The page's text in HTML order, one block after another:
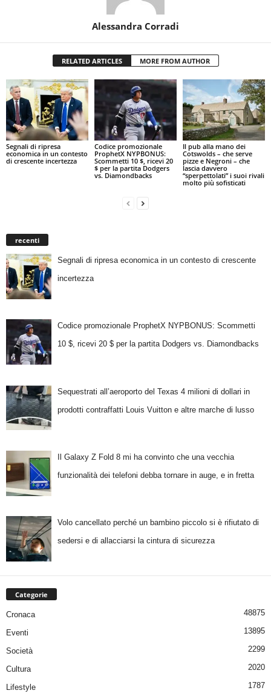
Alessandra Corradi
RELATED ARTICLES MORE FROM AUTHOR
Segnali di ripresa
economica in un contesto
di crescente incertezza
Codice promozionale
ProphetX NYPBONUS:
Scommetti 10 $, ricevi 20
$ per la partita Dodgers
vs. Diamondbacks
Il pub alla mano dei
Cotswolds – che serve
pizze e Negroni – che
lascia davvero
“sperpettolati” i suoi rivali
molto più sofisticati
recenti
Segnali di ripresa economica in un contesto di crescente
incertezza
Codice promozionale ProphetX NYPBONUS: Scommetti
10 $, ricevi 20 $ per la partita Dodgers vs. Diamondbacks
Sequestrati all’aeroporto del Texas 4 milioni di dollari in
prodotti contraffatti Louis Vuitton e altre marche di lusso
Il Galaxy Z Fold 8 mi ha convinto che una vecchia
funzionalità dei telefoni debba tornare in auge, e in fretta
Volo cancellato perché un bambino piccolo si è rifiutato di
sedersi e di allacciarsi la cintura di sicurezza
Categorie
Cronaca 48875
Eventi 13895
Società 2299
Cultura 2020
Lifestyle 1787